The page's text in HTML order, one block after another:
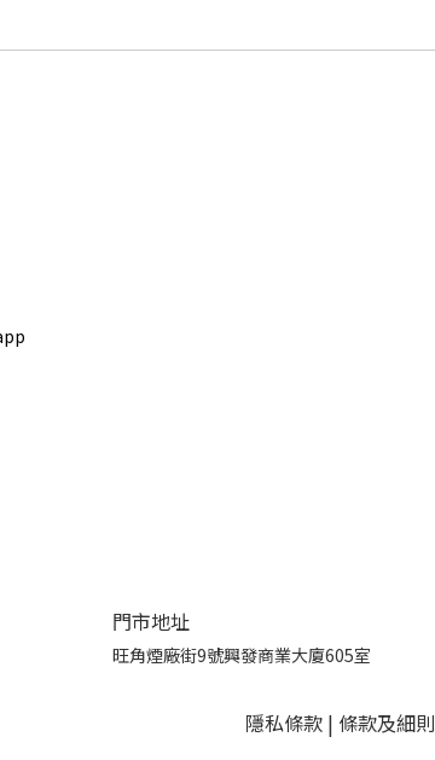
門市地址
旺角煙廠街9號興發商業大廈605室
隱私條款| 條款及細則